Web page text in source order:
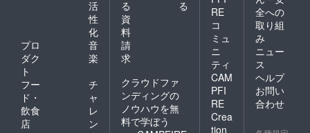
活
性
化
プロ
ダク
ト
音
楽
フー
ド・
飲食
店
チ
ャ
レ
ン
る
る
資
料
請
求
クラウドファ
ンディングの
ノウハウを無
料で学ぼう
RE
コ
ミュ
ニ
ティ
CAM
PFI
RE
Crea
tion
全への
取り組
み
ニュー
ス
ヘルプ
お問い
合わせ